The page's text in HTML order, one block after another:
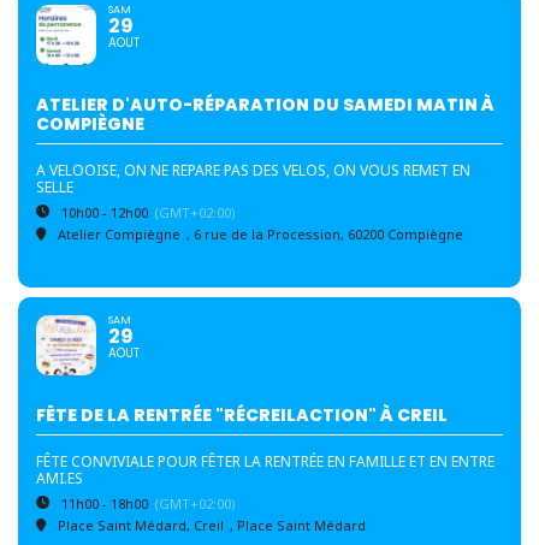
SAM
29
AOUT
ATELIER D'AUTO-RÉPARATION DU SAMEDI MATIN À
COMPIÈGNE
A VELOOISE, ON NE REPARE PAS DES VELOS, ON VOUS REMET EN
SELLE
10h00 - 12h00 (GMT+02:00)
Atelier Compiègne , 6 rue de la Procession, 60200 Compiègne
SAM
29
AOUT
FÊTE DE LA RENTRÉE "RÉCREILACTION" À CREIL
FÊTE CONVIVIALE POUR FÊTER LA RENTRÉE EN FAMILLE ET EN ENTRE
AMI.ES
11h00 - 18h00 (GMT+02:00)
Place Saint Médard, Creil , Place Saint Médard